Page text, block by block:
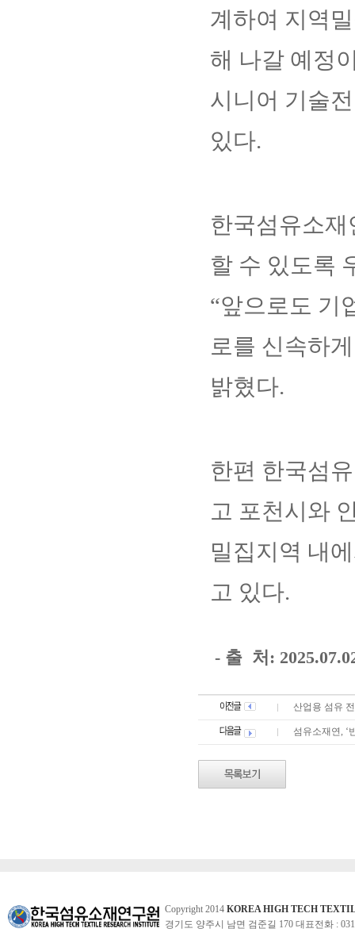
계하여 지역
해 나갈 예정
시니어 기술
있다.
한국섬유소
할 수 있도록
“앞으로도 기
로를 신속하
밝혔다.
한편 한국섬
고 포천시와
밀집지역 내
고 있다.
- 출 처: 2
산업용 섬유
섬유소재연, ‘
Copyright 2014 KOREA HIGH TECH
경기도 양주시 남면 검준길 170 대표전화 :